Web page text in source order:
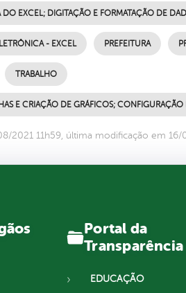
EXCEL; DIGITAÇÃO E FORMATAÇÃO DE
- EXCEL PREFEITURA
TRABALHO
E CRIAÇÃO DE GRÁFICOS; CONFIGURAÇÃO
2021 11h59, última modificação em 16/
Portal da
Transparência
EDUCAÇÃO